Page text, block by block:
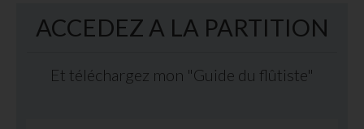
ACCEDEZ A LA PARTITION
Et téléchargez mon "Guide du flûtiste"